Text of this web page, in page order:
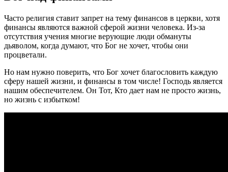
Часто религия ставит запрет на тему финансов в церкви, хотя
финансы являются важной сферой жизни человека. Из-за
отсутствия учения многие верующие люди обмануты
дьяволом, когда думают, что Бог не хочет, чтобы они
процветали.
Но нам нужно поверить, что Бог хочет благословить каждую
сферу нашей жизни, и финансы в том числе! Господь является
нашим обеспечителем. Он Тот, Кто дает нам не просто жизнь,
но жизнь с избытком!